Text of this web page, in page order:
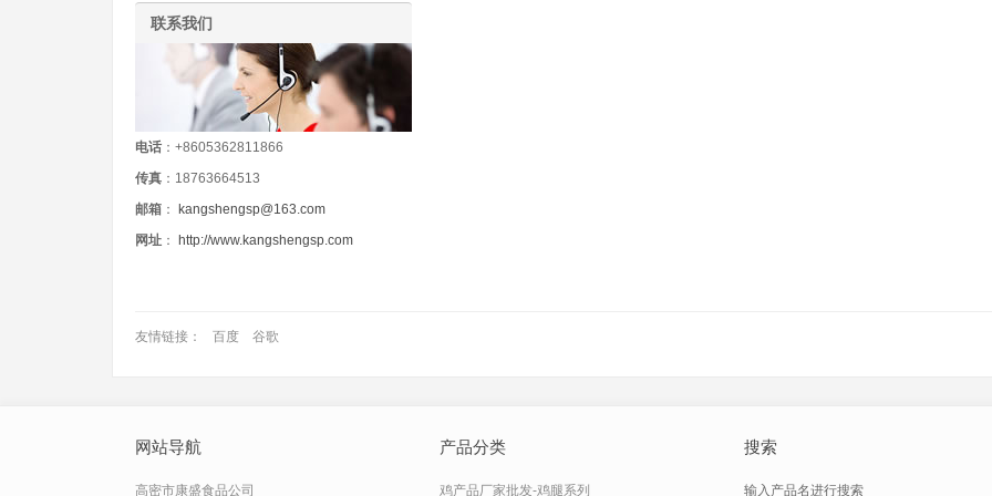
联系我们
电话 ：+8605362811866
传真 ：18763664513
邮箱 ：
kangshengsp@163.com
网址 ： http://www.kangshengsp.com
友情链接： 百度 谷歌
网站导航
高密市康盛食品公司
产品分类
鸡产品厂家批发-鸡腿系列
搜索
输入产品名进行搜索